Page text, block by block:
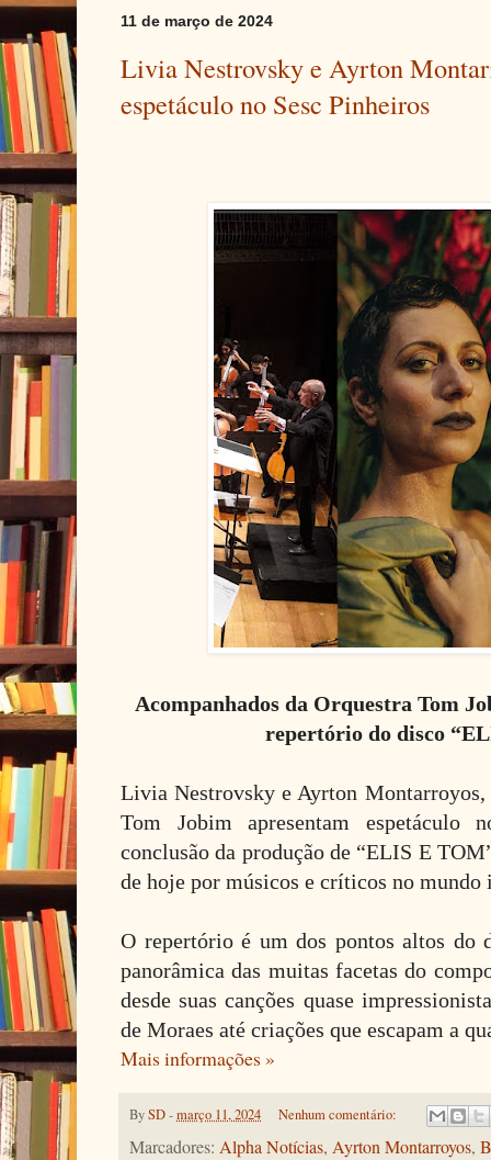
11 de março de 2024
Livia Nestrovsky e Ayrton
espetáculo no Sesc Pinheiros
Acompanhados da Orquestra Tom
repertório do disco
Livia Nestrovsky e Ayrton Montarroyos,
Tom Jobim apresentam espetáculo
conclusão da produção de “ELIS E
de hoje por músicos e críticos no mundo
O repertório é um dos pontos altos do
panorâmica das muitas facetas do
desde suas canções quase
de Moraes até criações que escapam a
Mais informações »
BySD-março 11, 2024 Nenhum comentário:
Marcadores: Alpha Notícias, Ayrton Montarroyos,